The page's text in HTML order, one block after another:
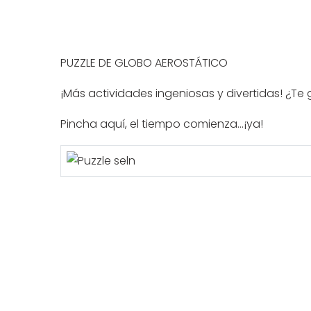
PUZZLE DE GLOBO AEROSTÁTICO
¡Más actividades ingeniosas y divertidas!
Pincha aquí, el tiempo comienza...¡ya!